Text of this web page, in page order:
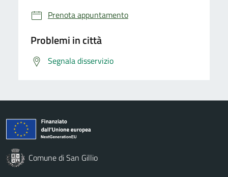
Prenota appuntamento
Problemi in città
Segnala disservizio
Comune di San Gillio